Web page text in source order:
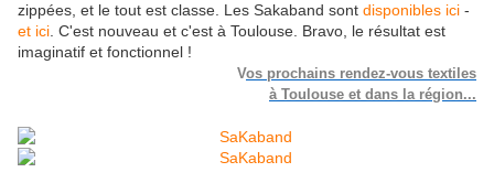
zippées, et le tout est classe. Les Sakaband sont disponibles ici -
et ici . C'est nouveau et c'est à Toulouse. Bravo, le résultat est
imaginatif et fonctionnel !
Vos prochains rendez-vous textiles
à Toulouse et dans la région...